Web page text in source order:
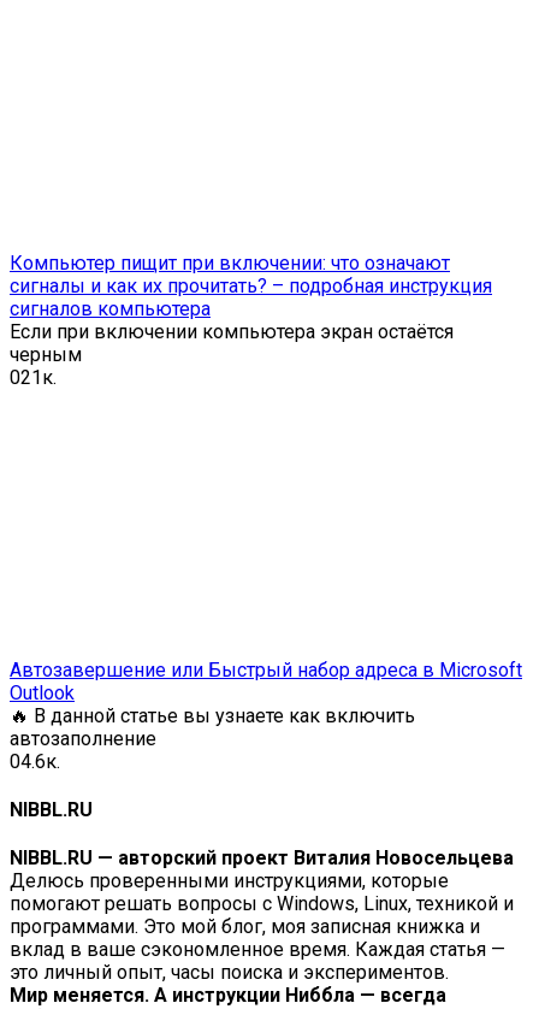
Компьютер пищит при включении: что означают
сигналы и как их прочитать? – подробная инструкция
сигналов компьютера
Если при включении компьютера экран остаётся
черным
021к.
Автозавершение или Быстрый набор адреса в Microsoft
Outlook
🔥 В данной статье вы узнаете как включить
автозаполнение
04.6к.
NIBBL.RU
NIBBL.RU — авторский проект Виталия Новосельцева
Делюсь проверенными инструкциями, которые
помогают решать вопросы с Windows, Linux, техникой и
программами. Это мой блог, моя записная книжка и
вклад в ваше сэкономленное время. Каждая статья —
это личный опыт, часы поиска и экспериментов.
Мир меняется. А инструкции Ниббла — всегда